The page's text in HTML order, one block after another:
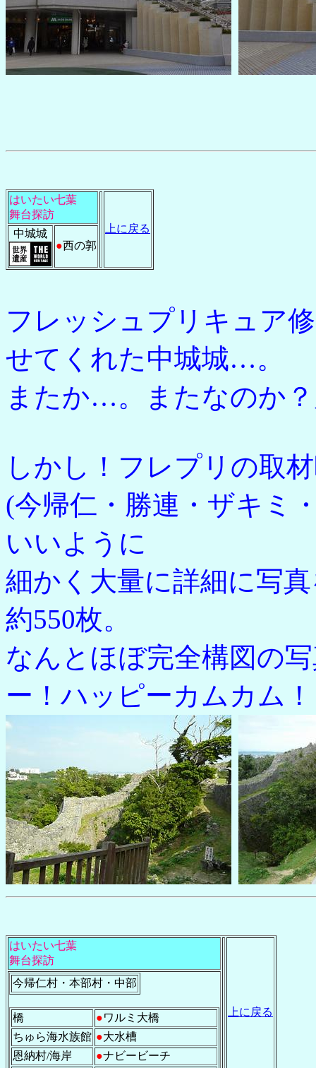
はいたい七葉
舞台探訪
上に戻る
中城城
●西の郭
フレッシュプリキュア
せてくれた中城城…。
またか…。またなのか
しかし！フレプリの取
(今帰仁・勝連・ザキミ
いいように
細かく大量に詳細に写
約550枚。
なんとほぼ完全構図の
ー！ハッピーカムカム
はいたい七葉
舞台探訪
上に戻る
今帰仁村・本部村・中部
橋 ●ワルミ大橋
ちゅら海水族館 ●大水槽
恩納村/海岸
●ナビービーチ